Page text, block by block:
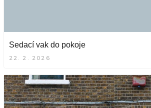
Sedací vak do pokoje
22. 2. 2026